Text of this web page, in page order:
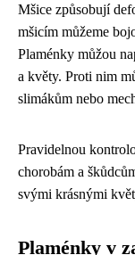
Mšice způsobují
mšicím můžeme
Plaménky můžou
a květy. Proti nim
slimákům nebo
Pravidelnou
chorobám a
svými krásnými
Plaménky v